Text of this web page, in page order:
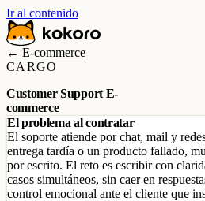
Ir al contenido
← E-commerce
CARGO
Customer Support E-
commerce
El problema al contratar
El soporte atiende por chat, mail y
entrega tardía o un producto fallado,
por escrito. El reto es escribir con
casos simultáneos, sin caer en
control emocional ante el cliente que